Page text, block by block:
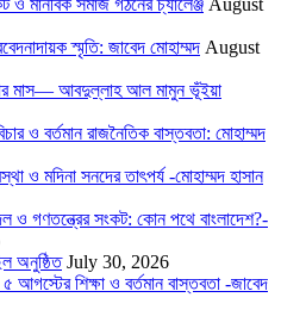
স্মৃতি: জাবেদ মোহাম্মদ August
মাস— আবদুল্লাহ আল মামুন ভূঁইয়া
ও বর্তমান রাজনৈতিক বাস্তবতা: মোহাম্মদ
ও মদিনা সনদের তাৎপর্য -মোহাম্মদ হাসান
ও গণতন্ত্রের সংকট: কোন পথে বাংলাদেশ?-
অনুষ্ঠিত July 30, 2026
আগস্টের শিক্ষা ও বর্তমান বাস্তবতা -জাবেদ